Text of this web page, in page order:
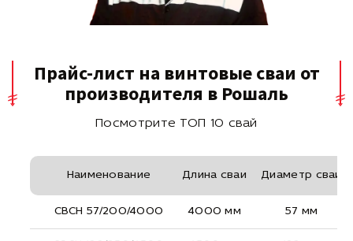
Прайс-лист на винтовые сваи от
производителя в Рошаль
Посмотрите ТОП 10 свай
Наименование Длина сваи Диаметр сваи
СВСН 57/200/4000 4000 мм 57 мм